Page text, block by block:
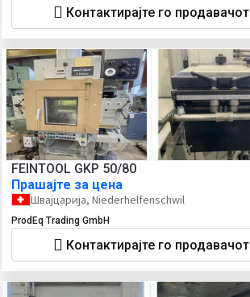
Контактирајте го продавачот
FEINTOOL GKP 50/80
Прашајте за цена
Швајцарија, Niederhelfenschwil
ProdEq Trading GmbH
Контактирајте го продавачот